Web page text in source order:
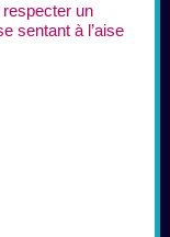
un
sentant à l’aise